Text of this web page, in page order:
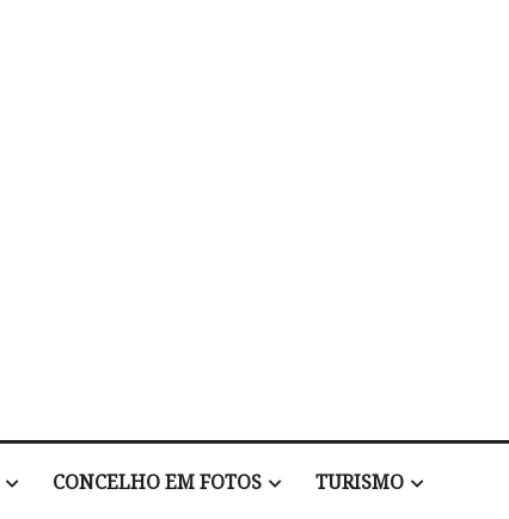
CONCELHO EM FOTOS TURISMO